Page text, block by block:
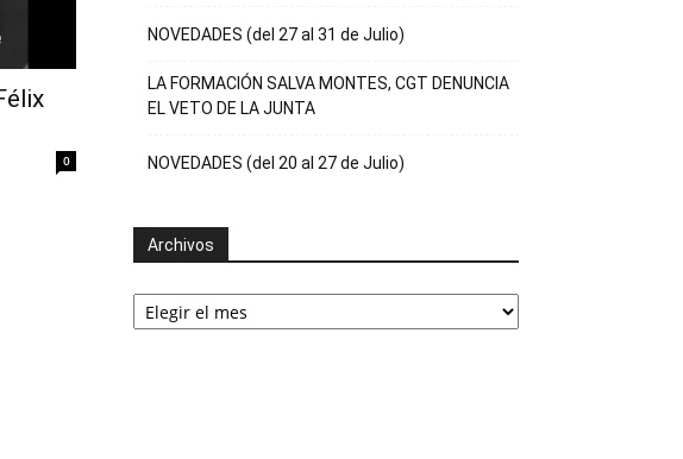
0
NOVEDADES (del 27 al 31 de Julio)
LA FORMACIÓN SALVA MONTES, CGT DENUNCIA
EL VETO DE LA JUNTA
NOVEDADES (del 20 al 27 de Julio)
Archivos
Archivos